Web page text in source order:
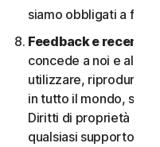
siamo obbligati a
Feedback e
concede a noi e alle
utilizzare, riprodurre,
in tutto il mondo,
Diritti di proprietà
qualsiasi supporto,